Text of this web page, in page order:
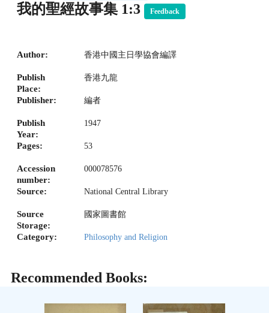
我的聖經故事集 1:3 Feedback
Author: 香港中國主日學協會編譯
Publish
Place:
香港九龍
Publisher: 編者
Publish
Year:
1947
Pages: 53
Accession
number:
000078576
Source: National Central Library
Source
Storage:
國家圖書館
Category: Philosophy and Religion
Recommended Books: